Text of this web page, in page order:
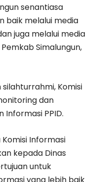
senantiasa
baik melalui media
juga melalui media
Simalungun,
Komisi
dan
PPID.
Informasi
kepada Dinas
untuk